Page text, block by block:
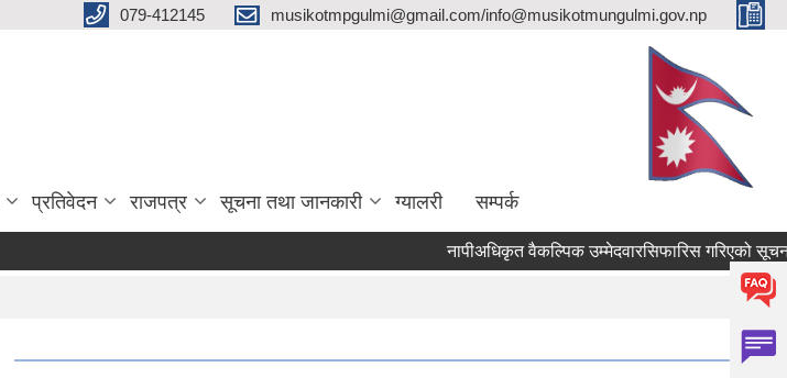
079-412145 musikotmpgulmi@gmail.com/info@musikotmungulmi.gov.np
प्रतिवेदन राजपत्र सूचना तथा जानकारी ग्यालरी सम्पर्क
नापीअधिकृत वैकल्पिक उम्मेदवारसिफारिस गरिएको सूचना।